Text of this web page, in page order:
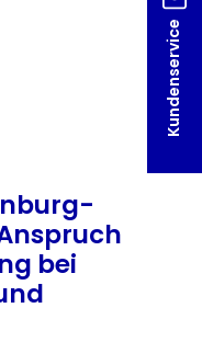
Kundenservice
bei